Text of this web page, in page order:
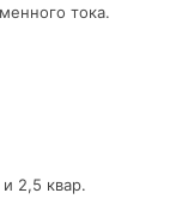
тока.
2,5 квар.